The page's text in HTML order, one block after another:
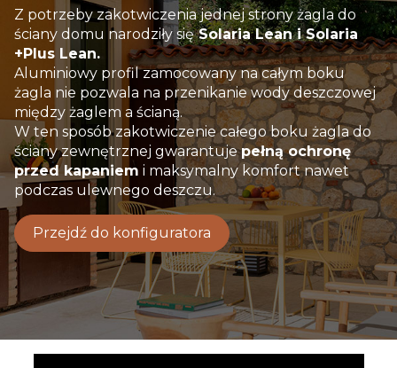
Z potrzeby zakotwiczenia jednej strony żagla do
ściany domu narodziły sięSolaria Lean i Solaria
+Plus Lean.
Aluminiowy profil zamocowany na całym boku
żagla nie pozwala na przenikanie wody deszczowej
między żaglem a ścianą.
W ten sposób zakotwiczenie całego boku żagla do
ściany zewnętrznej gwarantujepełną ochronę
przed kapaniem i maksymalny komfort nawet
podczas ulewnego deszczu.
Przejdź do konfiguratora